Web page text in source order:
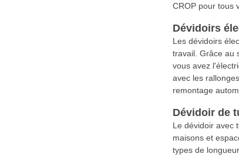
CROP pour tous
Dévidoirs
Les dévidoirs
travail. Grâce au
vous avez
avec les
remontage
Dévidoir de
Le dévidoir avec
maisons et
types de